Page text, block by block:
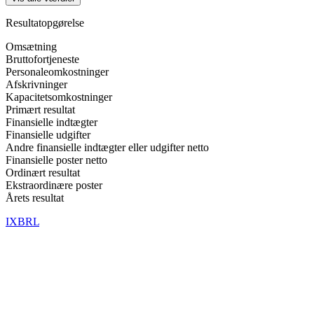
Resultatopgørelse
Omsætning
Bruttofortjeneste
Personaleomkostninger
Afskrivninger
Kapacitetsomkostninger
Primært resultat
Finansielle indtægter
Finansielle udgifter
Andre finansielle indtægter eller udgifter netto
Finansielle poster netto
Ordinært resultat
Ekstraordinære poster
Årets resultat
IXBRL